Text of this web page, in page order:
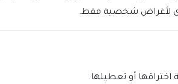
لأغراض شخصية فقط.
أو تعطيلها.